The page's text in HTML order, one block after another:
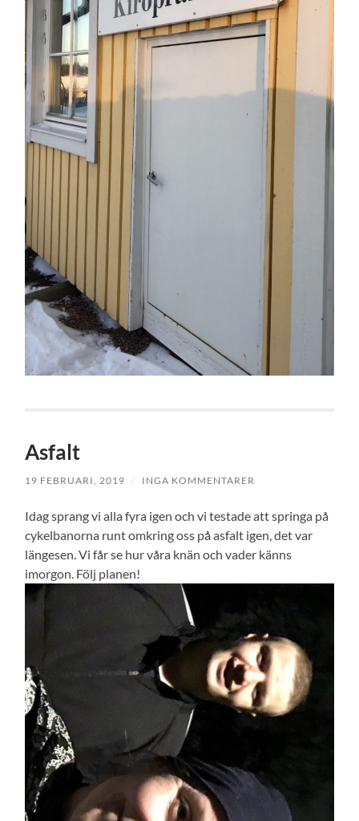
Asfalt
19 FEBRUARI, 2019 / INGA KOMMENTARER
Idag sprang vi alla fyra igen och vi testade att springa på
cykelbanorna runt omkring oss på asfalt igen, det var
längesen. Vi får se hur våra knän och vader känns
imorgon. Följ planen!